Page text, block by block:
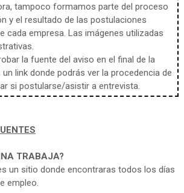
tampoco formamos parte del proceso
y el resultado de las postulaciones
cada empresa. Las imágenes utilizadas
la fuente del aviso en el final de la
link donde podrás ver la procedencia de
si postularse/asistir a entrevista.
TRABAJA?
un sitio donde encontraras todos los días
empleo.